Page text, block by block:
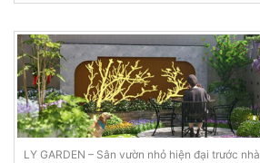
LY GARDEN – Sân vườn nhỏ hiện đại trước nhà